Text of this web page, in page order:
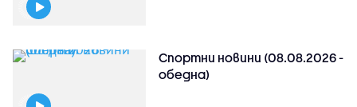
Спортни новини (08.08.2026 -
обедна)